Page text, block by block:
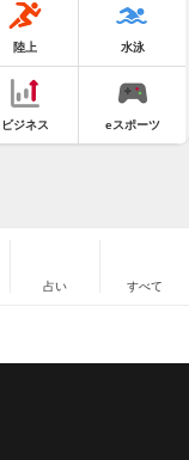
陸上 水泳
ビジネス eスポーツ
占い すべて